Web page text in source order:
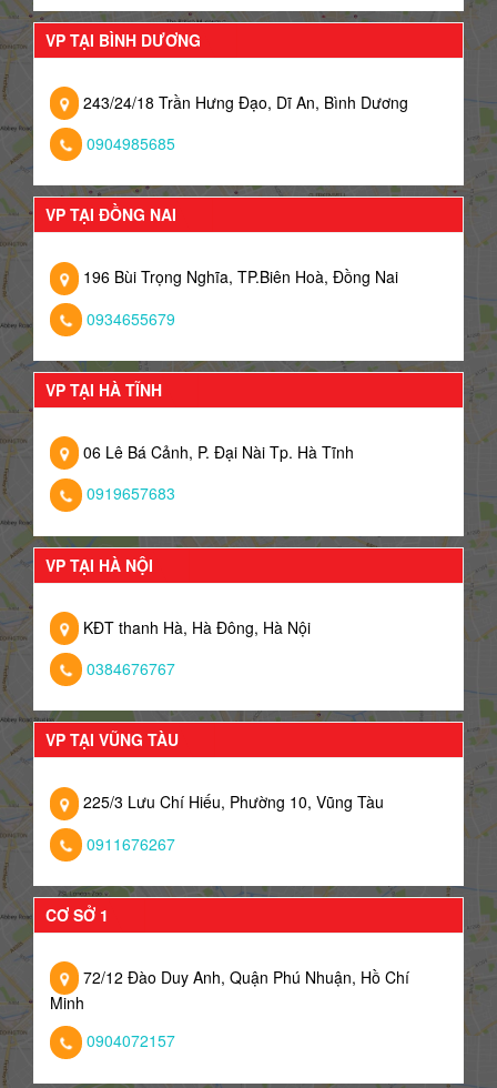
VP TẠI BÌNH DƯƠNG
243/24/18 Trần Hưng Đạo, Dĩ An, Bình Dương
0904985685
VP TẠI ĐỒNG NAI
196 Bùi Trọng Nghĩa, TP.Biên Hoà, Đồng Nai
0934655679
VP TẠI HÀ TĨNH
06 Lê Bá Cảnh, P. Đại Nài Tp. Hà Tĩnh
0919657683
VP TẠI HÀ NỘI
KĐT thanh Hà, Hà Đông, Hà Nội
0384676767
VP TẠI VŨNG TÀU
225/3 Lưu Chí Hiếu, Phường 10, Vũng Tàu
0911676267
CƠ SỞ 1
72/12 Đào Duy Anh, Quận Phú Nhuận, Hồ Chí
Minh
0904072157